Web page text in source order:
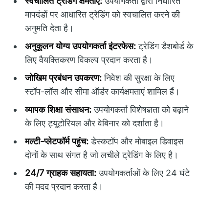
मापदंडों पर आधारित ट्रेडिंग को स्वचालित करने की
अनुमति देता है।
अनुकूलन योग्य उपयोगकर्ता इंटरफेस:ट्रेडिंग डैशबोर्ड के
लिए वैयक्तिकरण विकल्प प्रदान करता है।
जोखिम प्रबंधन उपकरण:निवेश की सुरक्षा के लिए
स्टॉप-लॉस और सीमा ऑर्डर कार्यक्षमताएं शामिल हैं।
व्यापक शिक्षा संसाधन:उपयोगकर्ता विशेषज्ञता को बढ़ाने
के लिए ट्यूटोरियल और वेबिनार को दर्शाता है।
मल्टी-प्लेटफॉर्म पहुंच:डेस्कटॉप और मोबाइल डिवाइस
दोनों के साथ संगत है जो लचीले ट्रेडिंग के लिए है।
24/7 ग्राहक सहायता:उपयोगकर्ताओं के लिए 24 घंटे
की मदद प्रदान करता है।